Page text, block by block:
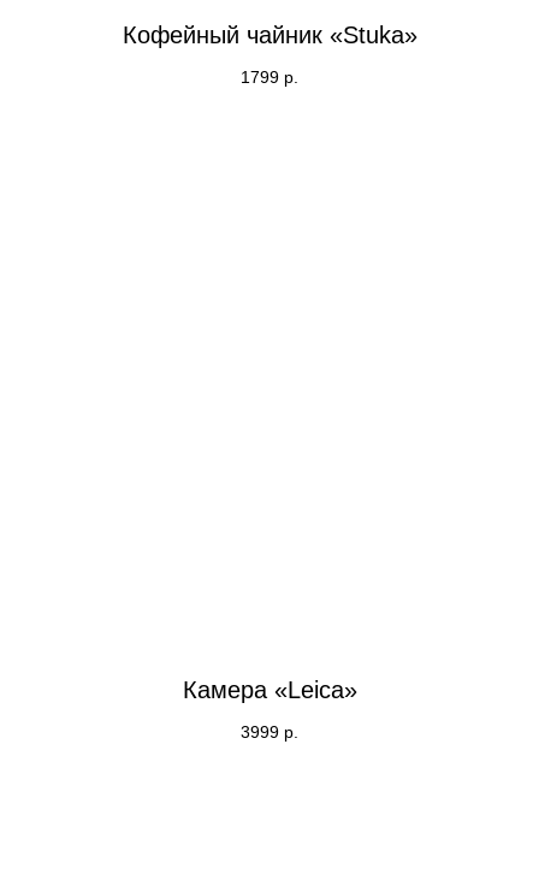
Кофейный чайник «Stuka»
1799 р.
Камера «Leica»
3999 р.